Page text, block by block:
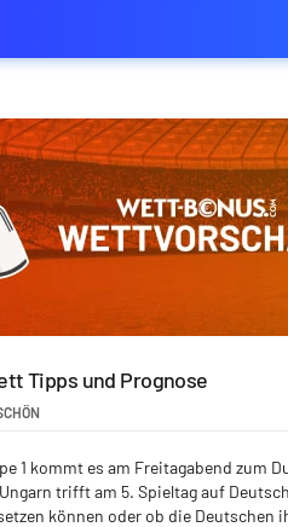
Tipps und Prognose
1 kommt es am Freitagabend zum
trifft am 5. Spieltag auf
können oder ob die